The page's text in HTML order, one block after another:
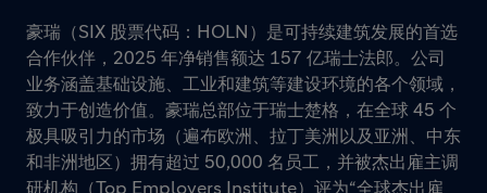
豪瑞（SIX 股票代码：HOLN）是可持续建筑发展的首选
合作伙伴，2025 年净销售额达 157 亿瑞士法郎。公司
业务涵盖基础设施、工业和建筑等建设环境的各个领域，
致力于创造价值。豪瑞总部位于瑞士楚格，在全球 45 个
极具吸引力的市场（遍布欧洲、拉丁美洲以及亚洲、中东
和非洲地区）拥有超过 50,000 名员工，并被杰出雇主调
研机构（Top Employers Institute）评为“全球杰出雇